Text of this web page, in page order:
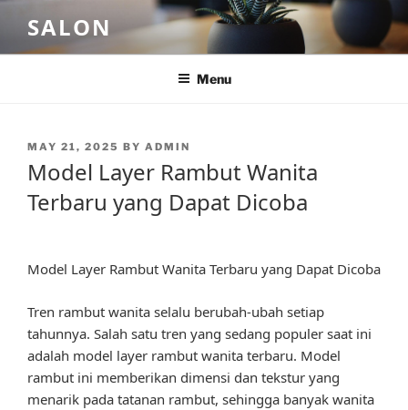
content
SALON
Menu
POSTED
MAY 21, 2025 BY ADMIN
Model Layer Rambut Wanita
Terbaru yang Dapat Dicoba
Model Layer Rambut Wanita Terbaru yang Dapat Dicoba
Tren rambut wanita selalu berubah-ubah setiap
tahunnya. Salah satu tren yang sedang populer saat ini
adalah model layer rambut wanita terbaru. Model
rambut ini memberikan dimensi dan tekstur yang
menarik pada tatanan rambut, sehingga banyak wanita